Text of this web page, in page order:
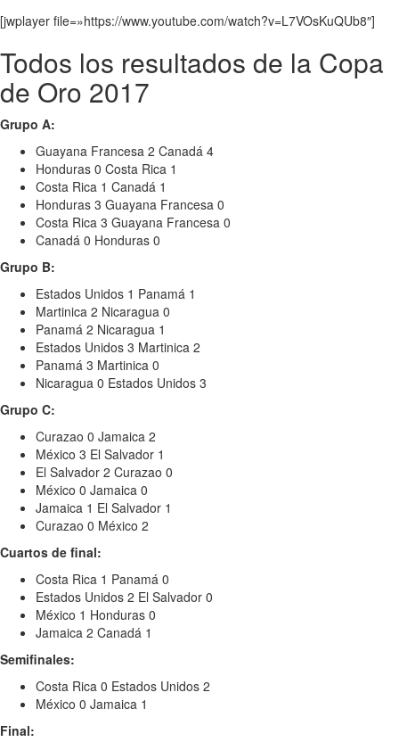
[jwplayer file=»https://www.youtube.com/watch?v=L7VOsKuQUb8″]
Todos los resultados de la Copa
de Oro 2017
Grupo A:
Guayana Francesa 2 Canadá 4
Honduras 0 Costa Rica 1
Costa Rica 1 Canadá 1
Honduras 3 Guayana Francesa 0
Costa Rica 3 Guayana Francesa 0
Canadá 0 Honduras 0
Grupo B:
Estados Unidos 1 Panamá 1
Martinica 2 Nicaragua 0
Panamá 2 Nicaragua 1
Estados Unidos 3 Martinica 2
Panamá 3 Martinica 0
Nicaragua 0 Estados Unidos 3
Grupo C:
Curazao 0 Jamaica 2
México 3 El Salvador 1
El Salvador 2 Curazao 0
México 0 Jamaica 0
Jamaica 1 El Salvador 1
Curazao 0 México 2
Cuartos de final:
Costa Rica 1 Panamá 0
Estados Unidos 2 El Salvador 0
México 1 Honduras 0
Jamaica 2 Canadá 1
Semifinales:
Costa Rica 0 Estados Unidos 2
México 0 Jamaica 1
Final: